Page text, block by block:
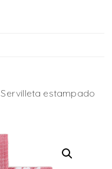
Servilleta estampado